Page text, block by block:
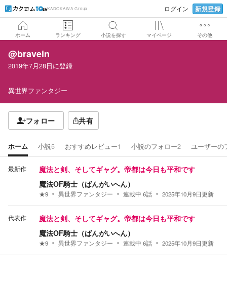
KADOKAWA Group ログイン 新規登録
ホーム ランキング 小説を探す マイページ その他
@bravein
2019年7月28日に登録
異世界ファンタジー
フォロー 共有
ホーム 小説5 おすすめレビュー1 小説のフォロー2 ユーザーの
最新作 魔法と剣、そしてギャグ。帝都は今日も平和です
魔法OF騎士（ばんがいへん）
★9 異世界ファンタジー 連載中 6話 2025年10月9日更新
代表作 魔法と剣、そしてギャグ。帝都は今日も平和です
魔法OF騎士（ばんがいへん）
★9 異世界ファンタジー 連載中 6話 2025年10月9日更新